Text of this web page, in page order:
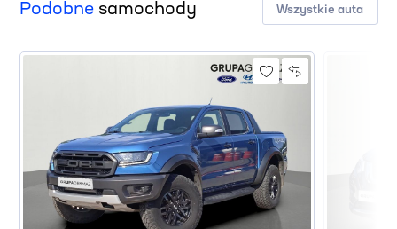
Podobne samochody Wszystkie auta